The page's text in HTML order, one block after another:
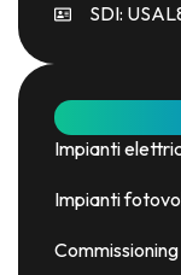
SDI:
Impianti
Impianti
Commissioning